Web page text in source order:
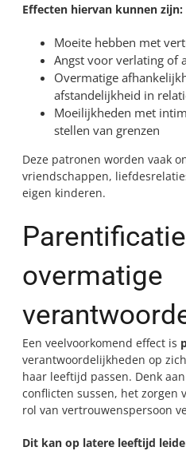
Effecten hiervan kunnen zijn:
Moeite hebben met
Angst voor verlating of
Overmatige
afstandelijkheid in
Moeilijkheden met
stellen van grenzen
Deze patronen worden vaak
vriendschappen,
eigen kinderen.
overmatige
Een veelvoorkomend effect is
verantwoordelijkheden op
haar leeftijd passen. Denk
conflicten sussen, het zorgen
rol van vertrouwenspersoon
Dit kan op latere leeftijd